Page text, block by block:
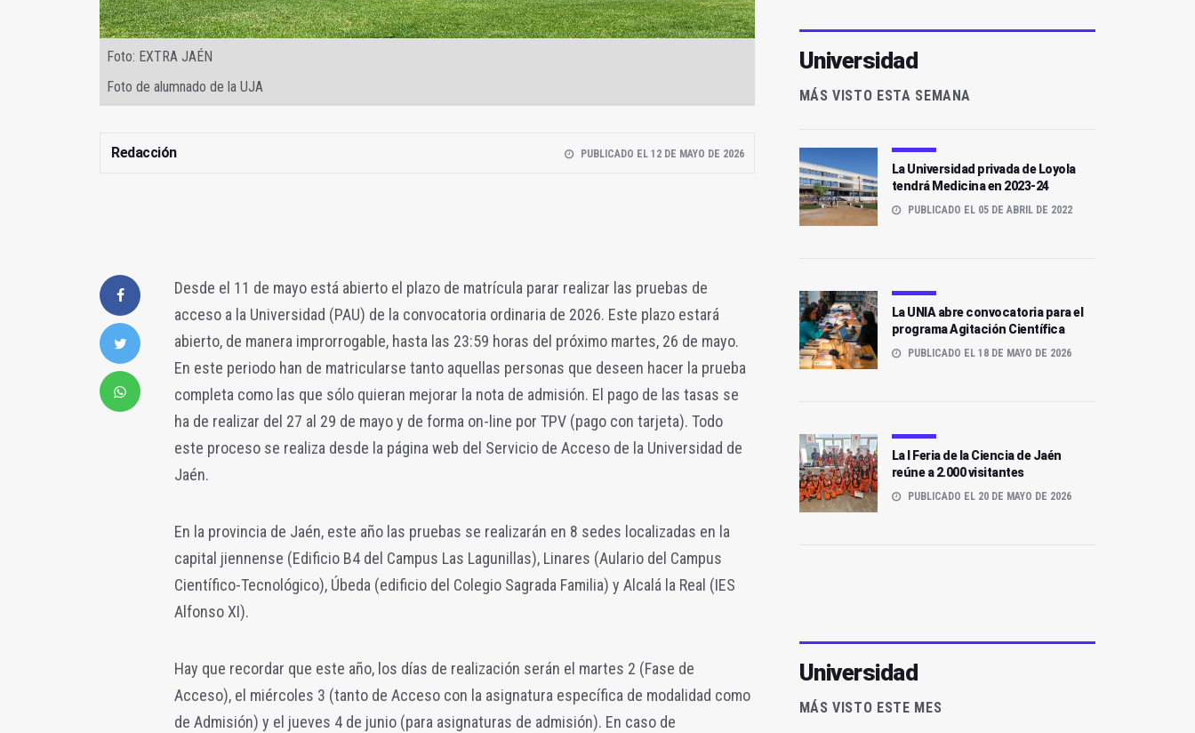
Foto: EXTRA JAÉN
Foto de alumnado de la UJA
Redacción PUBLICADO EL 12 DE MAYO DE 2026
Desde el 11 de mayo está abierto el plazo de matrícula parar realizar las pruebas de
acceso a la Universidad (PAU) de la convocatoria ordinaria de 2026. Este plazo estará
abierto, de manera improrrogable, hasta las 23:59 horas del próximo martes, 26 de mayo.
En este periodo han de matricularse tanto aquellas personas que deseen hacer la prueba
completa como las que sólo quieran mejorar la nota de admisión. El pago de las tasas se
ha de realizar del 27 al 29 de mayo y de forma on-line por TPV (pago con tarjeta). Todo
este proceso se realiza desde la página web del Servicio de Acceso de la Universidad de
Jaén.
En la provincia de Jaén, este año las pruebas se realizarán en 8 sedes localizadas en la
capital jiennense (Edificio B4 del Campus Las Lagunillas), Linares (Aulario del Campus
Científico-Tecnológico), Úbeda (edificio del Colegio Sagrada Familia) y Alcalá la Real (IES
Alfonso XI).
Hay que recordar que este año, los días de realización serán el martes 2 (Fase de
Acceso), el miércoles 3 (tanto de Acceso con la asignatura específica de modalidad como
de Admisión) y el jueves 4 de junio (para asignaturas de admisión). En caso de
Universidad
MÁS VISTO ESTA SEMANA
La Universidad privada de Loyola
tendrá Medicina en 2023-24
PUBLICADO EL 05 DE ABRIL DE 2022
La UNIA abre convocatoria para el
programa Agitación Científica
PUBLICADO EL 18 DE MAYO DE 2026
La I Feria de la Ciencia de Jaén
reúne a 2.000 visitantes
PUBLICADO EL 20 DE MAYO DE 2026
Universidad
MÁS VISTO ESTE MES